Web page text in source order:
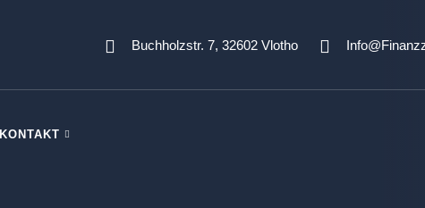
Buchholzstr. 7, 32602 Vlotho
KONTAKT